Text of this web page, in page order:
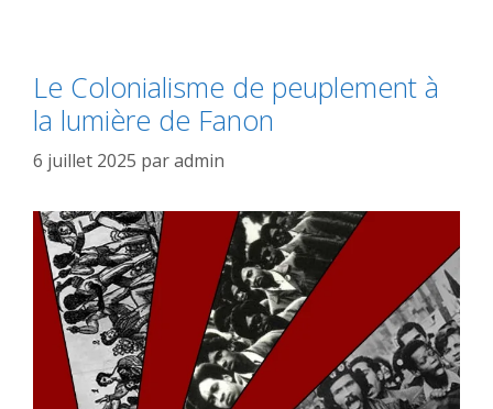
Le Colonialisme de peuplement à
la lumière de Fanon
6 juillet 2025 paradmin